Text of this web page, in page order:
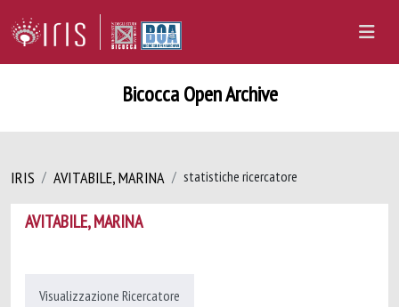
Bicocca Open Archive
IRIS AVITABILE, MARINA statistiche ricercatore
AVITABILE, MARINA
Visualizzazione Ricercatore